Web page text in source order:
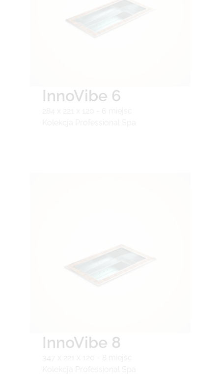
InnoVibe 6
InnoVibe 8